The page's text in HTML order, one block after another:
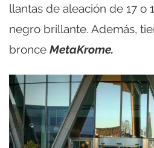
llantas de aleación de 17 o
negro brillante. Además,
bronce MetaKrome.